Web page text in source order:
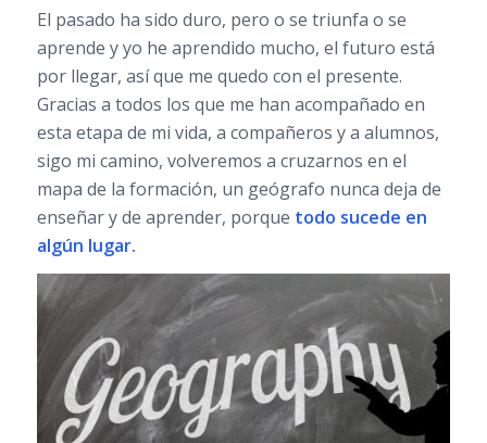
El pasado ha sido duro, pero o se triunfa o se
aprende y yo he aprendido mucho, el futuro está
por llegar, así que me quedo con el presente.
Gracias a todos los que me han acompañado en
esta etapa de mi vida, a compañeros y a alumnos,
sigo mi camino, volveremos a cruzarnos en el
mapa de la formación, un geógrafo nunca deja de
enseñar y de aprender, porque todo sucede en
algún lugar.